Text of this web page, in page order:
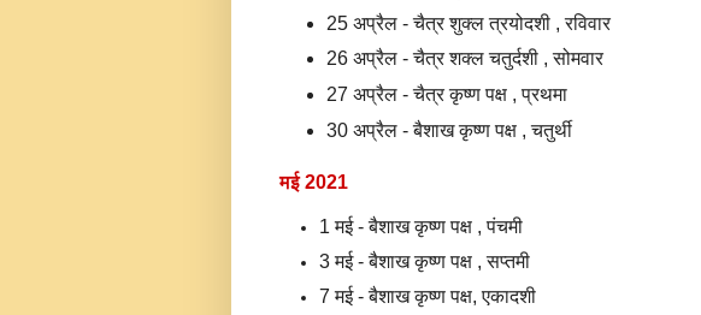
25 अप्रैल - चैत्र शुक्ल त्रयोदशी , रविवार
26 अप्रैल - चैत्र शक्ल चतुर्दशी , सोमवार
27 अप्रैल - चैत्र कृष्ण पक्ष , प्रथमा
30 अप्रैल - बैशाख कृष्ण पक्ष , चतुर्थी
मई 2021
1 मई - बैशाख कृष्ण पक्ष , पंचमी
3 मई - बैशाख कृष्ण पक्ष , सप्तमी
7 मई - बैशाख कृष्ण पक्ष, एकादशी